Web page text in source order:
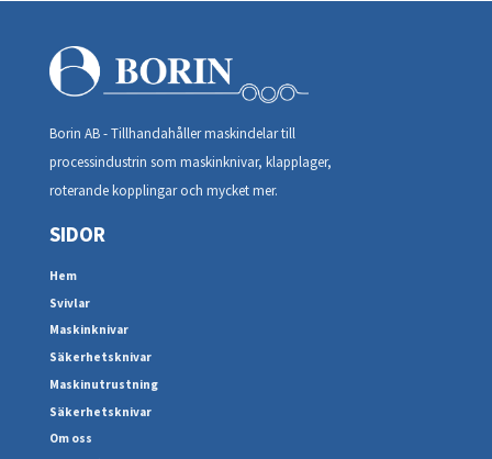
Borin AB - Tillhandahåller maskindelar till
processindustrin som maskinknivar, klapplager,
roterande kopplingar och mycket mer.
SIDOR
Hem
Svivlar
Maskinknivar
Säkerhetsknivar
Maskinutrustning
Säkerhetsknivar
Om oss